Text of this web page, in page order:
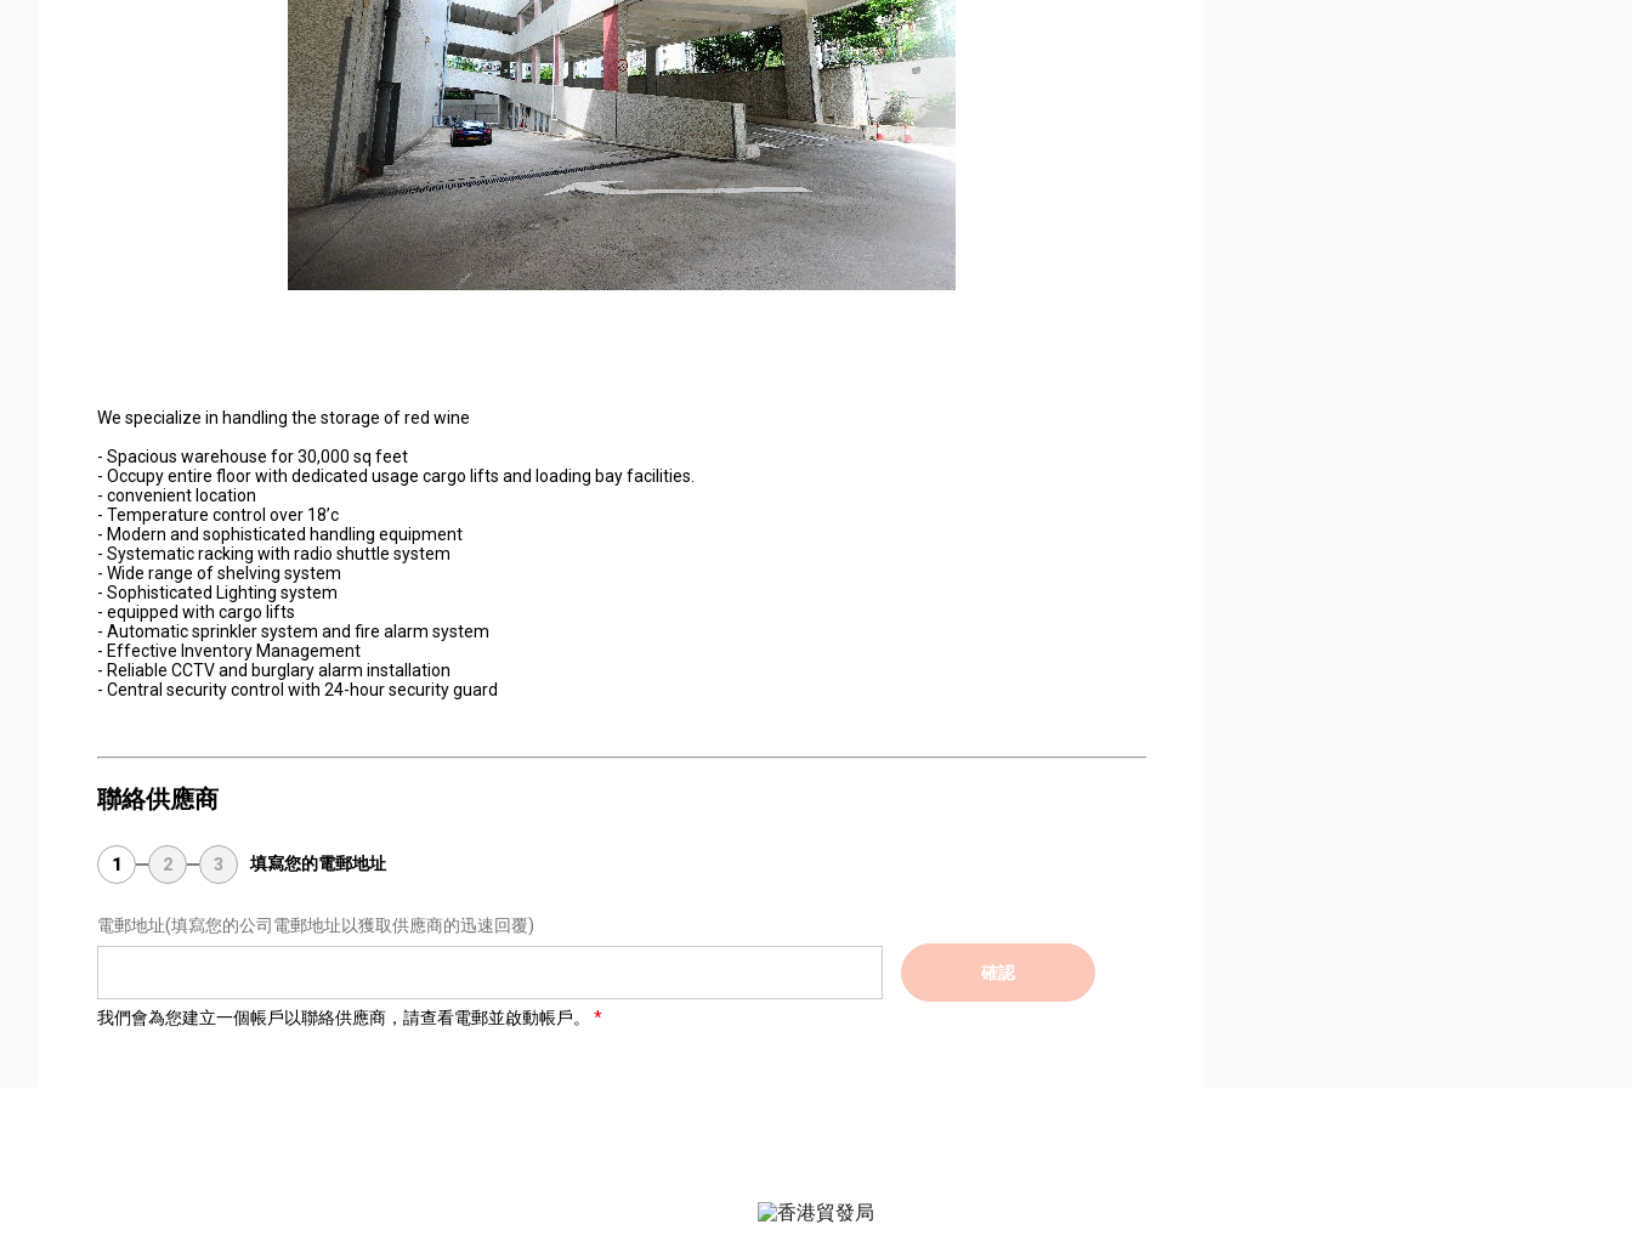
We specialize in handling the storage of red wine
- Spacious warehouse for 30,000 sq feet
- Occupy entire floor with dedicated usage cargo lifts and loading bay facilities.
- convenient location
- Temperature control over 18’c
- Modern and sophisticated handling equipment
- Systematic racking with radio shuttle system
- Wide range of shelving system
- Sophisticated Lighting system
- equipped with cargo lifts
- Automatic sprinkler system and fire alarm system
- Effective Inventory Management
- Reliable CCTV and burglary alarm installation
- Central security control with 24-hour security guard
聯絡供應商
1 2 3 填寫您的電郵地址
電郵地址(填寫您的公司電郵地址以獲取供應商的迅速回覆)
確認
我們會為您建立一個帳戶以聯絡供應商，請查看電郵並啟動帳戶。